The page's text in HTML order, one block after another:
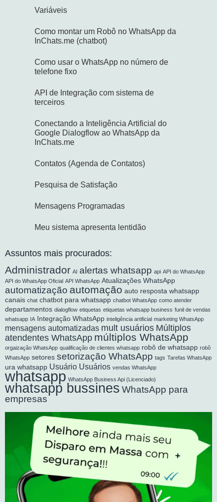
Variáveis
Como montar um Robô no WhatsApp da
InChats.me (chatbot)
Como usar o WhatsApp no número de
telefone fixo
API de Integração com sistema de
terceiros​
Conectando a Inteligência Artificial do
Google Dialogflow ao WhatsApp da
InChats.me
Contatos (Agenda de Contatos)
Pesquisa de Satisfação
Mensagens Programadas
Meu sistema apresenta lentidão
Assuntos mais procurados:
Administrador AI alertas whatsapp api API do WhatsApp
API do WhatsApp Oficial API WhatsApp Atualizações WhatsApp
automatização automação auto resposta whatsapp
canais chat chatbot para whatsapp chatbot WhatsApp como atender
departamentos dialogflow etiquetas etiquetas whatsapp business funil de vendas
whatsapp IA Integração WhatsApp inteligência artificial marketing WhatsApp
mensagens automatizadas mult usuários Múltiplos
atendentes WhatsApp múltiplos WhatsApp
orgaização WhatsApp qualificação de clientes whatsapp robô de whatsapp robô
WhatsApp setores setorização WhatsApp tags Tarefas WhatsApp
ura whatsapp Usuário Usuários vendas WhatsApp
whatsapp WhatsApp Business Api (Licenciado)
whatsapp bussines WhatsApp para
empresas